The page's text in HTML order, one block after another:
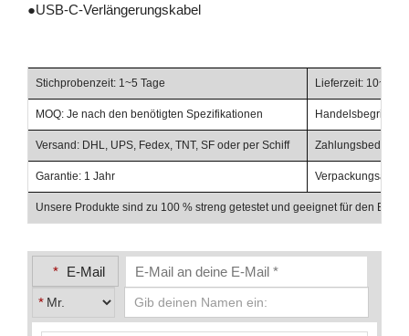
●USB-C-Verlängerungskabel
Stichprobenzeit: 1~5 Tage Lieferzeit: 10~20
MOQ: Je nach den benötigten Spezifikationen Handelsbegriffe:
Versand: DHL, UPS, Fedex, TNT, SF oder per Schiff
Garantie: 1 Jahr
Unsere Produkte sind zu 100 % streng getestet und geeignet für den
* E-Mail
*